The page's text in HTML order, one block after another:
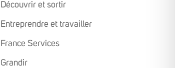
Découvrir et sortir
Entreprendre et travailler
France Services
Grandir